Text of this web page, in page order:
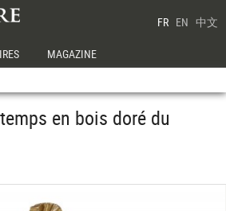
FR EN 中文
MAGAZINE
en bois doré du